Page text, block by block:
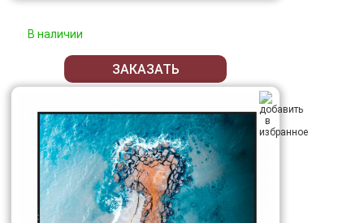
В наличии
ЗАКАЗАТЬ